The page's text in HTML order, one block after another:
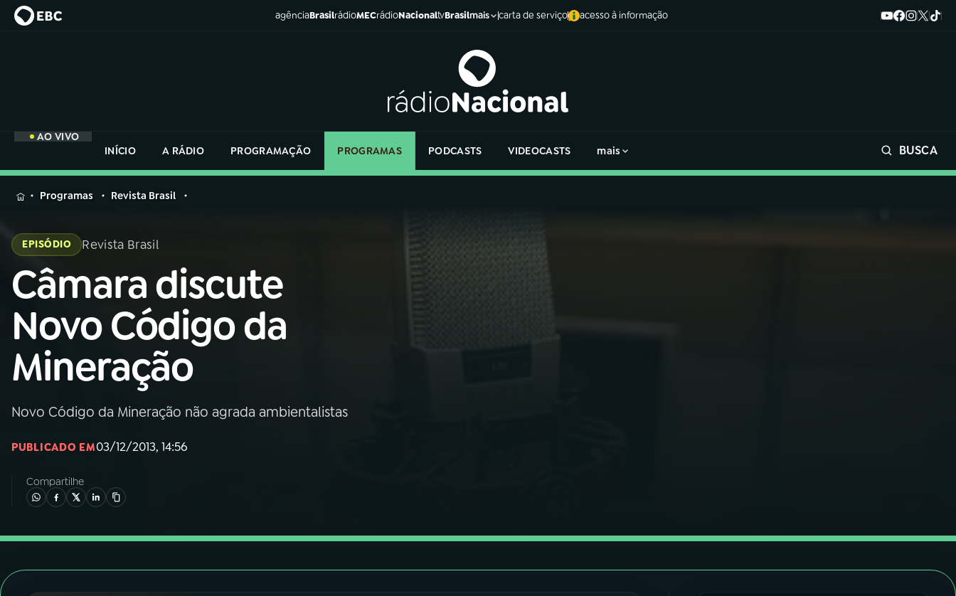
agênciaBrasilrádioMECrádioNacionaltvBrasilmais carta de serviço acesso à informação
AO VIVO
INÍCIO
A RÁDIO PROGRAMAÇÃO PROGRAMAS PODCASTS VIDEOCASTS mais BUSCA
MENU
Buscar
na
Rádio
Nacional
AO VIVO
01INÍCIO
02A RÁDIO
03PROGRAMAÇÃO
04PROGRAMAS
na
Rádio
Nacional
Programas Revista Brasil
EPISÓDIO Revista Brasil
Câmara discute
Novo Código da
Mineração
Novo Código da Mineração não agrada ambientalistas
PUBLICADO EM03/12/2013, 14:56
Compartilhe